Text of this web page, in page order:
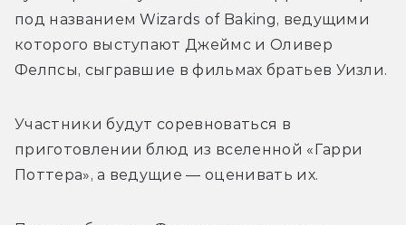
под названием Wizards of Baking, ведущими
которого выступают Джеймс и Оливер
Фелпсы, сыгравшие в фильмах братьев Уизли.
Участники будут соревноваться в
приготовлении блюд из вселенной «Гарри
Поттера», а ведущие — оценивать их.